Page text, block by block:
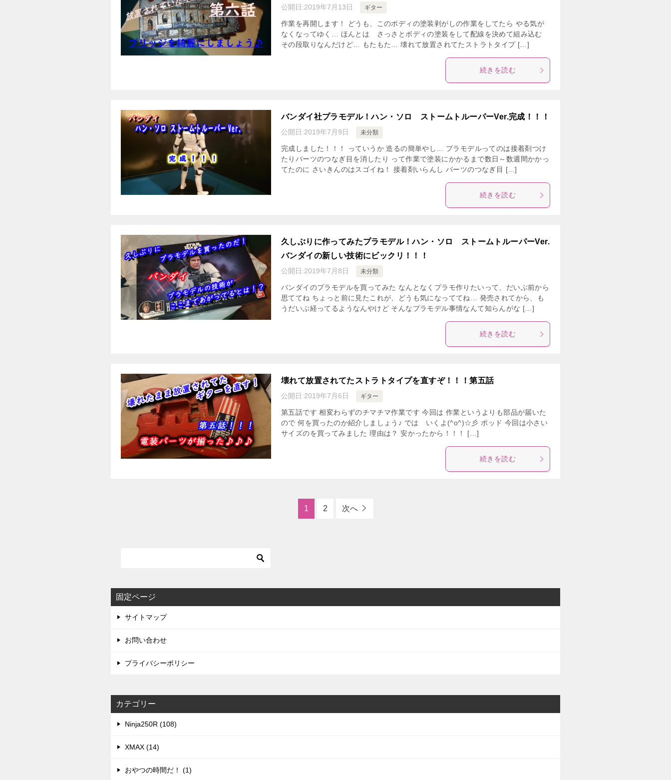
公開日:2019年7月13日 ギター
作業を再開します！ どうも、このボディの塗装剥がしの作業をしてたら やる気が
なくなってゆく… ほんとは さっさとボディの塗装をして配線を決めて組み込む
その段取りなんだけど… もたもた… 壊れて放置されてたストラトタイプ […]
続きを読む
バンダイ社プラモデル！ハン・ソロ ストームトルーパーVer.完成！！！
公開日:2019年7月9日 未分類
完成しました！！！ っていうか 造るの簡単やし… プラモデルってのは接着剤つけ
たりパーツのつなぎ目を消したり って作業で塗装にかかるまで数日～数週間かかっ
てたのに さいきんのはスゴイね！ 接着剤いらんし パーツのつなぎ目 […]
続きを読む
久しぶりに作ってみたプラモデル！ハン・ソロ ストームトルーパーVer.
バンダイの新しい技術にビックリ！！！
公開日:2019年7月8日 未分類
バンダイのプラモデルを買ってみた なんとなくプラモ作りたいって、だいぶ前から
思ててね ちょっと前に見たこれが、どうも気になっててね… 発売されてから、も
うだいぶ経ってるようなんやけど そんなプラモデル事情なんて知らんがな […]
続きを読む
壊れて放置されてたストラトタイプを直すぞ！！！第五話
公開日:2019年7月6日 ギター
第五話です 相変わらずのチマチマ作業です 今回は 作業というよりも部品が届いた
ので 何を買ったのか紹介しましょう♪ では いくよ(^o^)☆彡 ポッド 今回は小さい
サイズのを買ってみました 理由は？ 安かったから！！！ […]
続きを読む
1 2 次へ
固定ページ
サイトマップ
お問い合わせ
プライバシーポリシー
カテゴリー
Ninja250R (108)
XMAX (14)
おやつの時間だ！ (1)